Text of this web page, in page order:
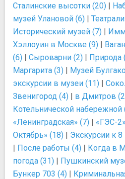
Сталинские высотки (20) |
музей Улановой (6) |
Исторический музей (7) |
Хэллоуин в Москве (9) |
(6) | Сыроварни (2) | Природа
Маргарита (3) | Музей
экскурсии в музеи (11) |
Звенигород (4) | в Дмитров
Котельнической набережной
«Ленинградская» (7) | «ГЭС-
Октябрь» (18) | Экскурсии к 8
| После работы (4) | Когда в
погода (31) | Пушкинский
Бункер 703 (4) |